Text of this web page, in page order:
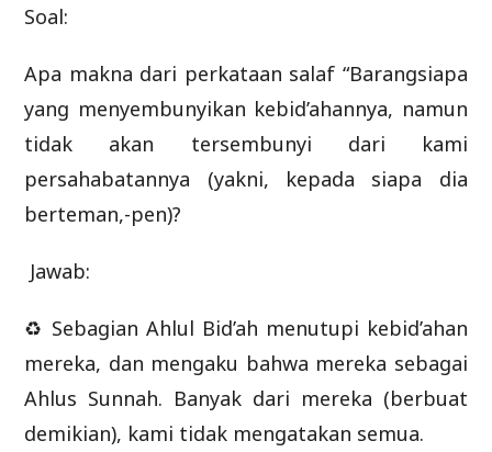
Soal:
Apa makna dari perkataan salaf “Barangsiapa
yang menyembunyikan kebid’ahannya, namun
tidak akan tersembunyi dari kami
persahabatannya (yakni, kepada siapa dia
berteman,-pen)?
Jawab:
♻ Sebagian Ahlul Bid’ah menutupi kebid’ahan
mereka, dan mengaku bahwa mereka sebagai
Ahlus Sunnah. Banyak dari mereka (berbuat
demikian), kami tidak mengatakan semua.